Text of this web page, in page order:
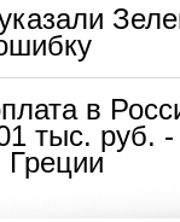
в
тыс. руб. -